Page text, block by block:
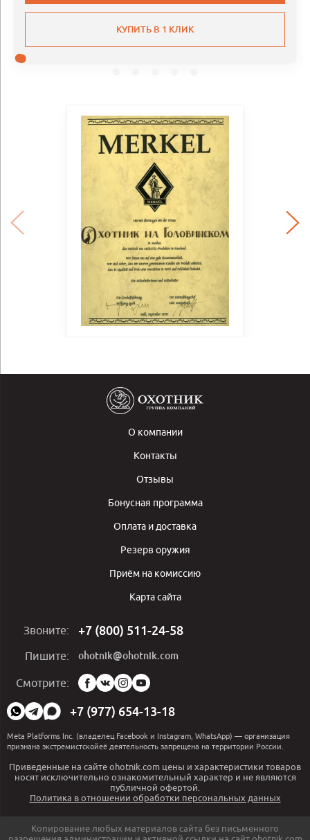
КУПИТЬ В 1 КЛИК
О компании
Контакты
Отзывы
Бонусная программа
Оплата и доставка
Резерв оружия
Приём на комиссию
Карта сайта
Звоните: +7 (800) 511-24-58
Пишите: ohotnik@ohotnik.com
Смотрите:
Мы
в
социальных
сетях:
+7 (977) 654-13-18
Meta Platforms Inc. (владелец Facebook и Instagram, WhatsApp) — организация
признана экстремистскойеё деятельность запрещена на территории России.
Приведенные на сайте ohotnik.com цены и характеристики товаров
носят исключительно ознакомительный характер и не являются
публичной офертой.
Политика в отношении обработки персональных данных
Копирование любых материалов сайта без письменного